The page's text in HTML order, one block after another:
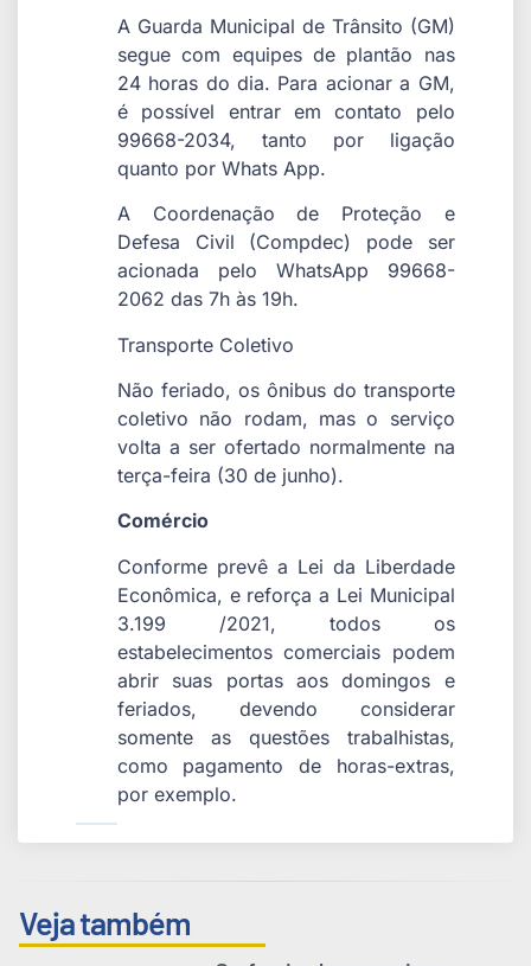
A Guarda Municipal de Trânsito (GM)
segue com equipes de plantão nas
24 horas do dia. Para acionar a GM,
é possível entrar em contato pelo
99668-2034, tanto por ligação
quanto por Whats App.
A Coordenação de Proteção e
Defesa Civil (Compdec) pode ser
acionada pelo WhatsApp 99668-
2062 das 7h às 19h.
Transporte Coletivo
Não feriado, os ônibus do transporte
coletivo não rodam, mas o serviço
volta a ser ofertado normalmente na
terça-feira (30 de junho).
Comércio
Conforme prevê a Lei da Liberdade
Econômica, e reforça a Lei Municipal
3.199 /2021, todos os
estabelecimentos comerciais podem
abrir suas portas aos domingos e
feriados, devendo considerar
somente as questões trabalhistas,
como pagamento de horas-extras,
por exemplo.
Veja também